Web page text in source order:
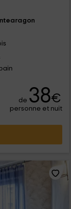
de 38€
personne et nuit